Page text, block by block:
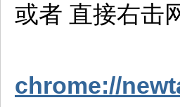
或者 直接右击
chrome://